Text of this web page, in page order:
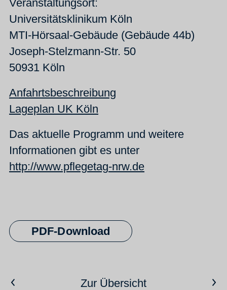
Veranstaltungsort:
Universitätsklinikum Köln
MTI-Hörsaal-Gebäude (Gebäude 44b)
Joseph-Stelzmann-Str. 50
50931 Köln
Anfahrtsbeschreibung
Lageplan UK Köln
Das aktuelle Programm und weitere
Informationen gibt es unter
http://www.pflegetag-nrw.de
PDF-Download
Vorheriger ArtikelZur ÜbersichtNächster Artikel